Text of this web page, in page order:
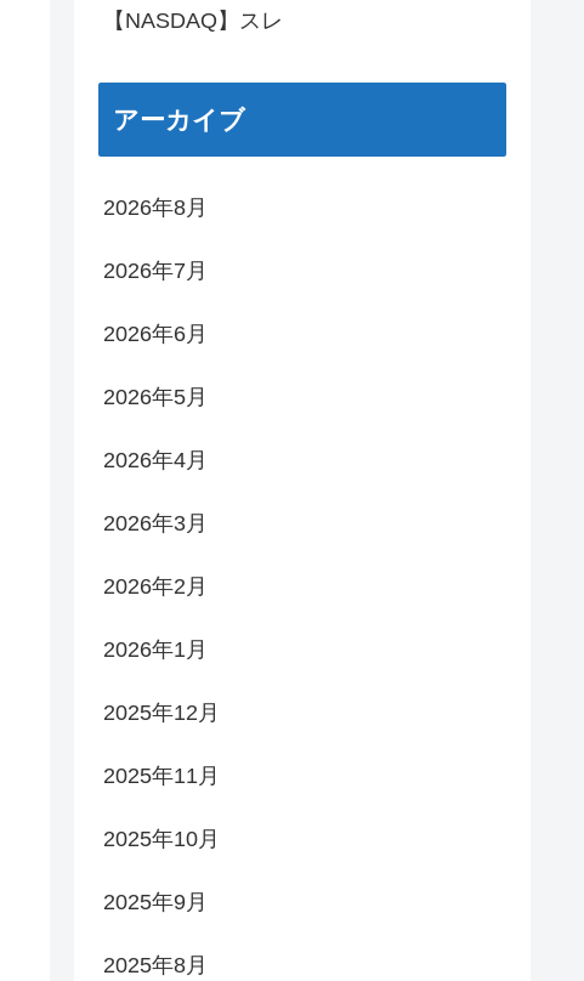
【NASDAQ】スレ
アーカイブ
2026年8月
2026年7月
2026年6月
2026年5月
2026年4月
2026年3月
2026年2月
2026年1月
2025年12月
2025年11月
2025年10月
2025年9月
2025年8月